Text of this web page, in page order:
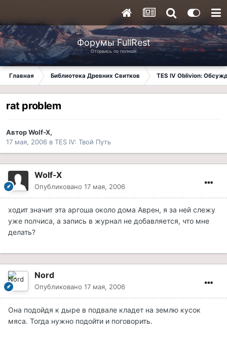
Форумы FullRest
Оторвись по полной!
Главная Библиотека Древних Свитков TES IV Oblivion:
rat problem
АвторWolf-X,
17 мая, 2006 в TES IV: Твой Путь
Wolf-X
Опубликовано 17 мая, 2006
ходит значит эта аргоша около дома Аврен, я за ней слежу
уже полчиса, а запись в журнал не добавляется, что мне
делать?
Nord
Опубликовано 17 мая, 2006
Она подойдя к дыре в подвале кладет на землю кусок
мяса. Тогда нужно подойти и поговорить.